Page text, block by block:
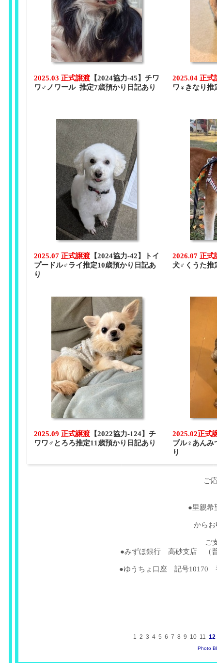
2025.03 正式譲渡 【2024協力-45】チワ
ワ♂ノワール 推定7歳預かり日記あり
2025.04 正式
ワ♀きなり推
2025.07 正式譲渡 【2024協力-42】トイ
プードル♂ライ推定10歳預かり日記あ
り
2026.07 正式
犬♂くうた推
2025.09 正式譲渡 【2022協力-124】チ
ワワ♂とろろ推定11歳預かり日記あり
2025.02正式
ブル♀あんみ
り
ご
●里親希
から
ご
●みずほ銀行 高砂支店 （
●ゆうちょ口座 記号10170
1 2 3 4 5 6 7 8 9 10 11 12
Photo